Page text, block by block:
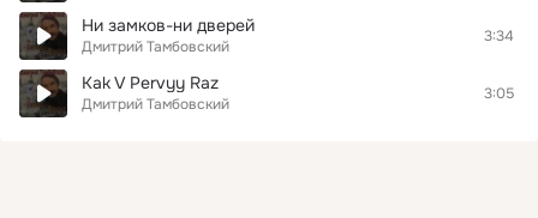
Ни замков-ни дверей
Дмитрий Тамбовский
3:34
Kak V Pervyy Raz
Дмитрий Тамбовский
3:05